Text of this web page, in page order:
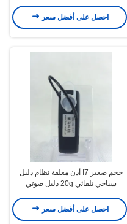
احصل على أفضل سعر
حجم صغير I7 أذن معلقة نظام دليل
سياحي تلقائي 20g دليل صوتي
احصل على أفضل سعر